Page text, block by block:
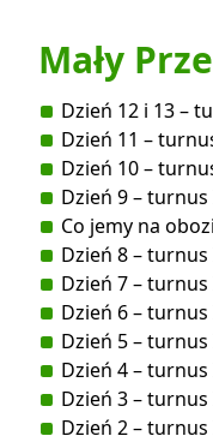
Mały
Dzień 12 i 13 –
Dzień 11 –
Dzień 10 –
Dzień 9 – turnus
Co jemy na
Dzień 8 – turnus
Dzień 7 – turnus
Dzień 6 – turnus
Dzień 5 – turnus
Dzień 4 – turnus
Dzień 3 – turnus
Dzień 2 – turnus